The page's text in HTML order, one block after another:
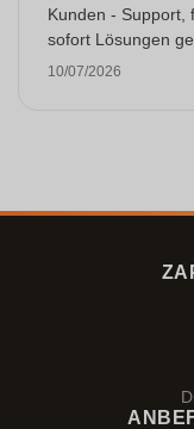
Kunden - Support,
sofort Lösungen
Gespräche. Sehr
10/07/2026